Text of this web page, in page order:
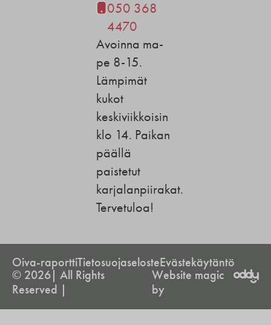
050 368
4470
Avoinna ma-
pe 8-15.
Lämpimät
kukot
keskiviikkoisin
klo 14. Paikan
päällä
paistetut
karjalanpiirakat.
Tervetuloa!
Oiva-raporttiTietosuojaselosteEvästekäytäntö
© 2026| All Rights
Reserved |
Website magic
by